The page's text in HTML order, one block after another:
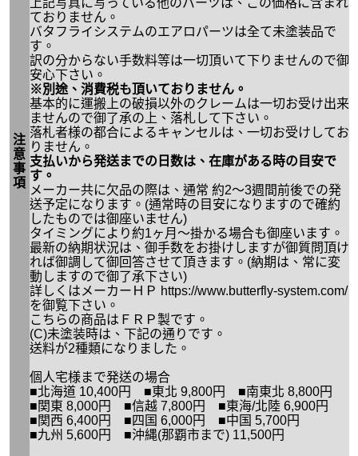
注
意
事
項
上記写真に写っている他のパーツは、この価格に含まれ
ておりません。
バタフライシステムのエアロパーツは全て未塗装品で
す。
訳の分からない手数料等は一切頂いて下りませんので御
安心下さい。
※別途、消費税も頂いておりません。
基本的に運搬上の破損以外のクレームは一切お受け出来
ませんので御了承の上、落札して下さい。
落札者様の都合によるキャンセルは、一切お受けしてお
りません。
支払いから発送までの日数は、在庫がある時の目安で
す。
メーカー共に欠品の際は、通常 約2～3週間前後での発
送予定になります。(通常時の目安になりますので確約
したものでは御座いません)
タイミングにより約1ヶ月～掛かる場合も御座います。
最新の納期状況は、御手数をお掛けしますが御質問頂け
れば御調して御回答させて頂きます。(納期は、常に変
動しますので御了承下さい)
詳しくはメーカーＨＰ https://www.butterfly-system.com/
を御覧下さい。
こちらの商品はＦＲＰ製です。
(C)未塗装時は、下記の通りです。
送料が2種類になりました。
個人宅様まで発送の場合
■北海道 10,400円 ■東北 9,800円 ■南東北 8,800円
■関東 8,000円 ■信越 7,800円 ■東海/北陸 6,900円
■関西 6,400円 ■四国 6,000円 ■中国 5,700円
■九州 5,600円 ■沖縄(那覇市まで) 11,500円